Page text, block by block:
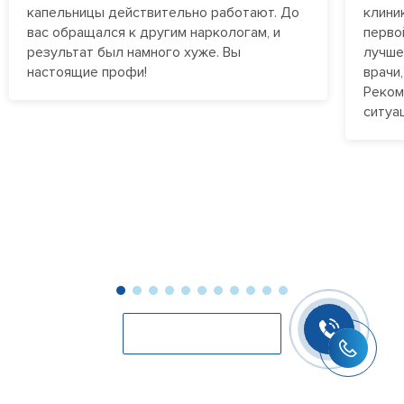
отказывается проходить стационарное лечение.
зависимости в семье и способствовать
выздоровлению пациента. Наркологические клиники
работают круглосуточно, обеспечивая постоянное
наблюдение и терапию зависимым, которые проходят
лечение в стационаре, а также экстренным пациентам
капельницы действительно работают. До
вас обращался к другим наркологам, и
результат был намного хуже. Вы
настоящие профи!